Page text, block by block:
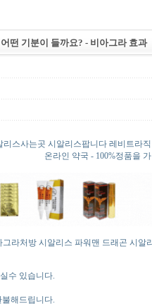
떤 기분이 들까요? - 비아그라 효과
리스사는곳 시알리스팝니다 레비트라
온라인 약국 - 100%정품을
그라처방 시알리스 파워맨 드래곤 시알
수 있습니다.
해드립니다.